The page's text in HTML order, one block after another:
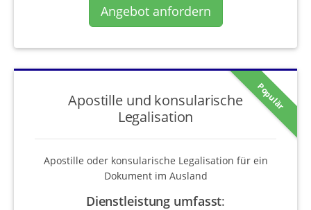
Angebot anfordern
Populär
Apostille und konsularische
Legalisation
Apostille oder konsularische Legalisation für ein
Dokument im Ausland
Dienstleistung umfasst: